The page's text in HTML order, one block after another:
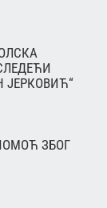
ЗБОГ